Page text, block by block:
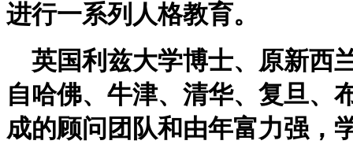
进行一系列人格教育。
英国利兹大学博士、原新西
自哈佛、牛津、清华、复旦、
成的顾问团队和由年富力强，